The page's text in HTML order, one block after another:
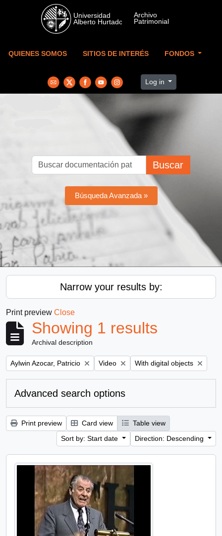
Skip to main content
QUIENES SOMOS SITIOS DE INTERÉS FONDOS
Log in
Buscar
Búsqueda Avanzada »
Narrow your results by:
Print preview Close
Showing 1 results
Archival description
Remove filter:
Aylwin Azocar, Patricio Remove filter:
Video Remove filter:
With digital objects
Advanced search options
Print preview Card view
Table view
Sort by: Start date
Direction: Descending